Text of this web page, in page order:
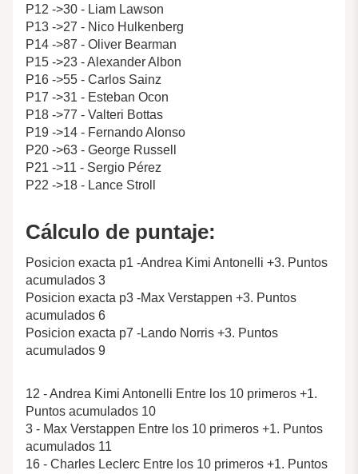
P12 ->30 - Liam Lawson
P13 ->27 - Nico Hulkenberg
P14 ->87 - Oliver Bearman
P15 ->23 - Alexander Albon
P16 ->55 - Carlos Sainz
P17 ->31 - Esteban Ocon
P18 ->77 - Valteri Bottas
P19 ->14 - Fernando Alonso
P20 ->63 - George Russell
P21 ->11 - Sergio Pérez
P22 ->18 - Lance Stroll
Cálculo de puntaje:
Posicion exacta p1 -Andrea Kimi Antonelli +3. Puntos
acumulados 3
Posicion exacta p3 -Max Verstappen +3. Puntos
acumulados 6
Posicion exacta p7 -Lando Norris +3. Puntos
acumulados 9
12 - Andrea Kimi Antonelli Entre los 10 primeros +1.
Puntos acumulados 10
3 - Max Verstappen Entre los 10 primeros +1. Puntos
acumulados 11
16 - Charles Leclerc Entre los 10 primeros +1. Puntos